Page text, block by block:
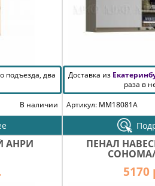
подъезда, два
В наличии
Доставка из
раза в
Артикул: MM18081A
АНРИ ПЕНАЛ
5170